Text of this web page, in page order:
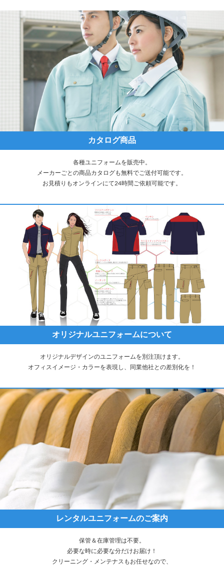
カタログ商品
各種ユニフォームを販売中。
メーカーごとの商品カタログも無料でご送付可能です。
お見積りもオンラインにて24時間ご依頼可能です。
オリジナルユニフォームについて
オリジナルデザインのユニフォームを別注頂けます。
オフィスイメージ・カラーを表現し、同業他社との差別化を！
レンタルユニフォームのご案内
保管＆在庫管理は不要。
必要な時に必要な分だけお届け！
クリーニング・メンテナスもお任せなので、